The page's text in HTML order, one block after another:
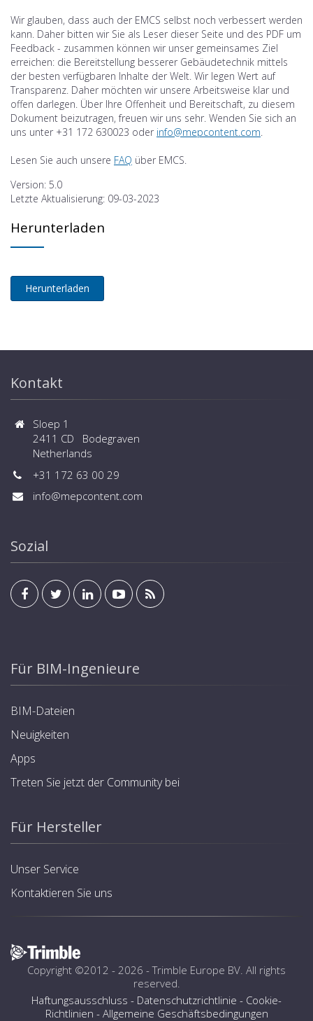
Wir glauben, dass auch der EMCS selbst noch verbessert werden
kann. Daher bitten wir Sie als Leser dieser Seite und des PDF um
Feedback - zusammen können wir unser gemeinsames Ziel
erreichen: die Bereitstellung besserer Gebäudetechnik mittels
der besten verfügbaren Inhalte der Welt. Wir legen Wert auf
Transparenz. Daher möchten wir unsere Arbeitsweise klar und
offen darlegen. Über Ihre Offenheit und Bereitschaft, zu diesem
Dokument beizutragen, freuen wir uns sehr. Wenden Sie sich an
uns unter +31 172 630023 oder info@mepcontent.com.
Lesen Sie auch unsere FAQ über EMCS.
Version: 5.0
Letzte Aktualisierung: 09-03-2023
Herunterladen
Kontakt
Sloep 1
2411 CD Bodegraven
Netherlands
+31 172 63 00 29
info@mepcontent.com
Sozial
Für BIM-Ingenieure
BIM-Dateien
Neuigkeiten
Apps
Treten Sie jetzt der Community bei
Für Hersteller
Unser Service
Kontaktieren Sie uns
Copyright ©2012 - 2026 -Trimble Europe BV. All rights
reserved.
Haftungsausschluss - Datenschutzrichtlinie - Cookie-
Richtlinien - Allgemeine Geschäftsbedingungen